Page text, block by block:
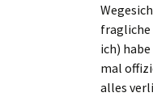
fragliche
ich)
mal
alles